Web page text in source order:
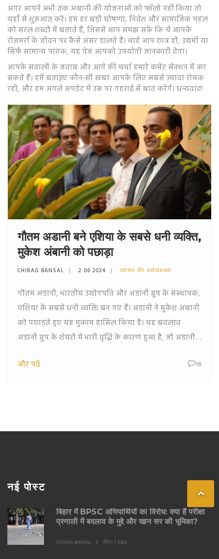
अगर आपने अभी तक अंबानी की योजनाओं को फॉलो नहीं किया तो
यहाँ से शुरुआत करें। हम हर बड़ी घोषणा, निवेश और सामाजिक पहल
को सरल शब्दों में बताते हैं, जिससे आप समझ सकें कि ये आपके
रोज़मर्रा के जीवन पर कैसे असर डालते हैं। चाहे आप छात्र हों, उद्यमी या
सिर्फ सामान्य पाठक, यह पेज आपको उपयोगी जानकारी देगा।
आपके सवालों के जवाब और आगे की चर्चा हमारे कमेंट सेक्शन में कर
सकते हैं। हमें बताइए कौन‑सी खबर आपके लिए सबसे ज़्यादा रोचक
रही, और हम अगले अपडेट में उस पर गहराई से बात करेंगे। धन्यवाद!
गौतम अडानी बने एशिया के सबसे धनी व्यक्ति,
मुकेश अंबानी को पछाड़ा
CHIRAG BANSAL 2 06 2024 व्यापार और अर्थव्यवस्था
गौतम अडानी, भारतीय उद्योगपति और अडानी ग्रुप के संस्थापक,
एशिया के सबसे धनी व्यक्ति बन गए हैं। अडानी ने मुकेश अंबानी
को पछाड़ते हुए यह मुकाम हासिल किया है। यह बदलाव
अडानी ग्रुप के शेयरों में भारी वृद्धि के कारण हुआ है, जो अडानी
और पढ़ें
16
नई पोस्ट
बिहार में BPSC अभियार्थियों का विरोध: क्या हैं परीक्षा
प्रणाली में बदलाव के मुद्दे और खान सर की भूमिका?
CHIRAG BANSAL दिस॰ 7 2024